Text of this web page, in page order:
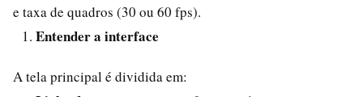
e taxa de quadros (30 ou 60 fps).
Entender a interface
A tela principal é dividida em: